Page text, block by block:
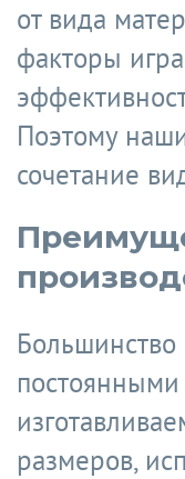
от вида
факторы
Поэтому
сочетание
Большинство
размеров,